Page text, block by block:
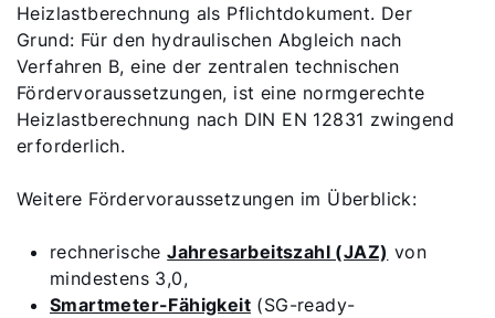
Heizlastberechnung als Pflichtdokument. Der
Grund: Für den hydraulischen Abgleich nach
Verfahren B, eine der zentralen technischen
Fördervoraussetzungen, ist eine normgerechte
Heizlastberechnung nach DIN EN 12831 zwingend
erforderlich.
Weitere Fördervoraussetzungen im Überblick:
rechnerischeJahresarbeitszahl (JAZ) von
mindestens 3,0,
Smartmeter-Fähigkeit (SG-ready-
Wichtige Links
5 Jahre Garantie
Privatkunden-Downloads